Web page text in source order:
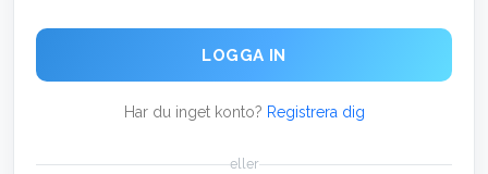
LOGGA IN
Har du inget konto? Registrera dig
eller